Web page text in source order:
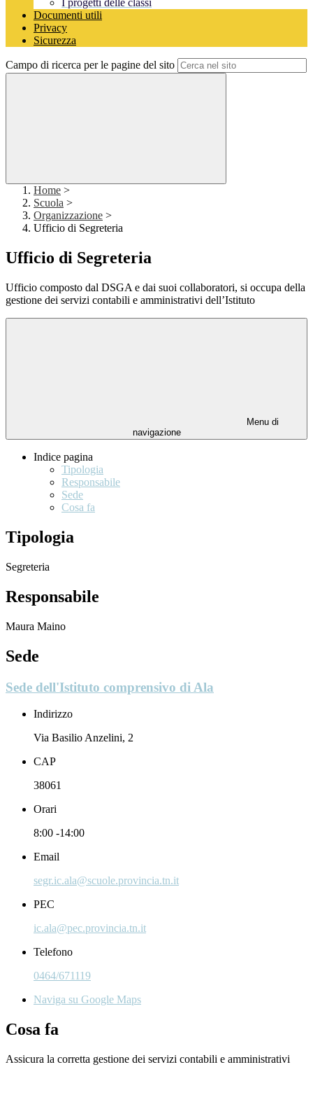
I progetti delle classi
Documenti utili
Privacy
Sicurezza
Campo di ricerca per le pagine del sito
Home >
Scuola >
Organizzazione >
Ufficio di Segreteria
Ufficio di Segreteria
Ufficio composto dal DSGA e dai suoi collaboratori, si occupa della
gestione dei servizi contabili e amministrativi dell’Istituto
Menu di
navigazione
Indice pagina
Tipologia
Responsabile
Sede
Cosa fa
Tipologia
Segreteria
Responsabile
Maura Maino
Sede
Sede dell'Istituto comprensivo di Ala
Indirizzo
Via Basilio Anzelini, 2
CAP
38061
Orari
8:00 -14:00
Email
segr.ic.ala@scuole.provincia.tn.it
PEC
ic.ala@pec.provincia.tn.it
Telefono
0464/671119
Naviga su Google Maps
Cosa fa
Assicura la corretta gestione dei servizi contabili e amministrativi